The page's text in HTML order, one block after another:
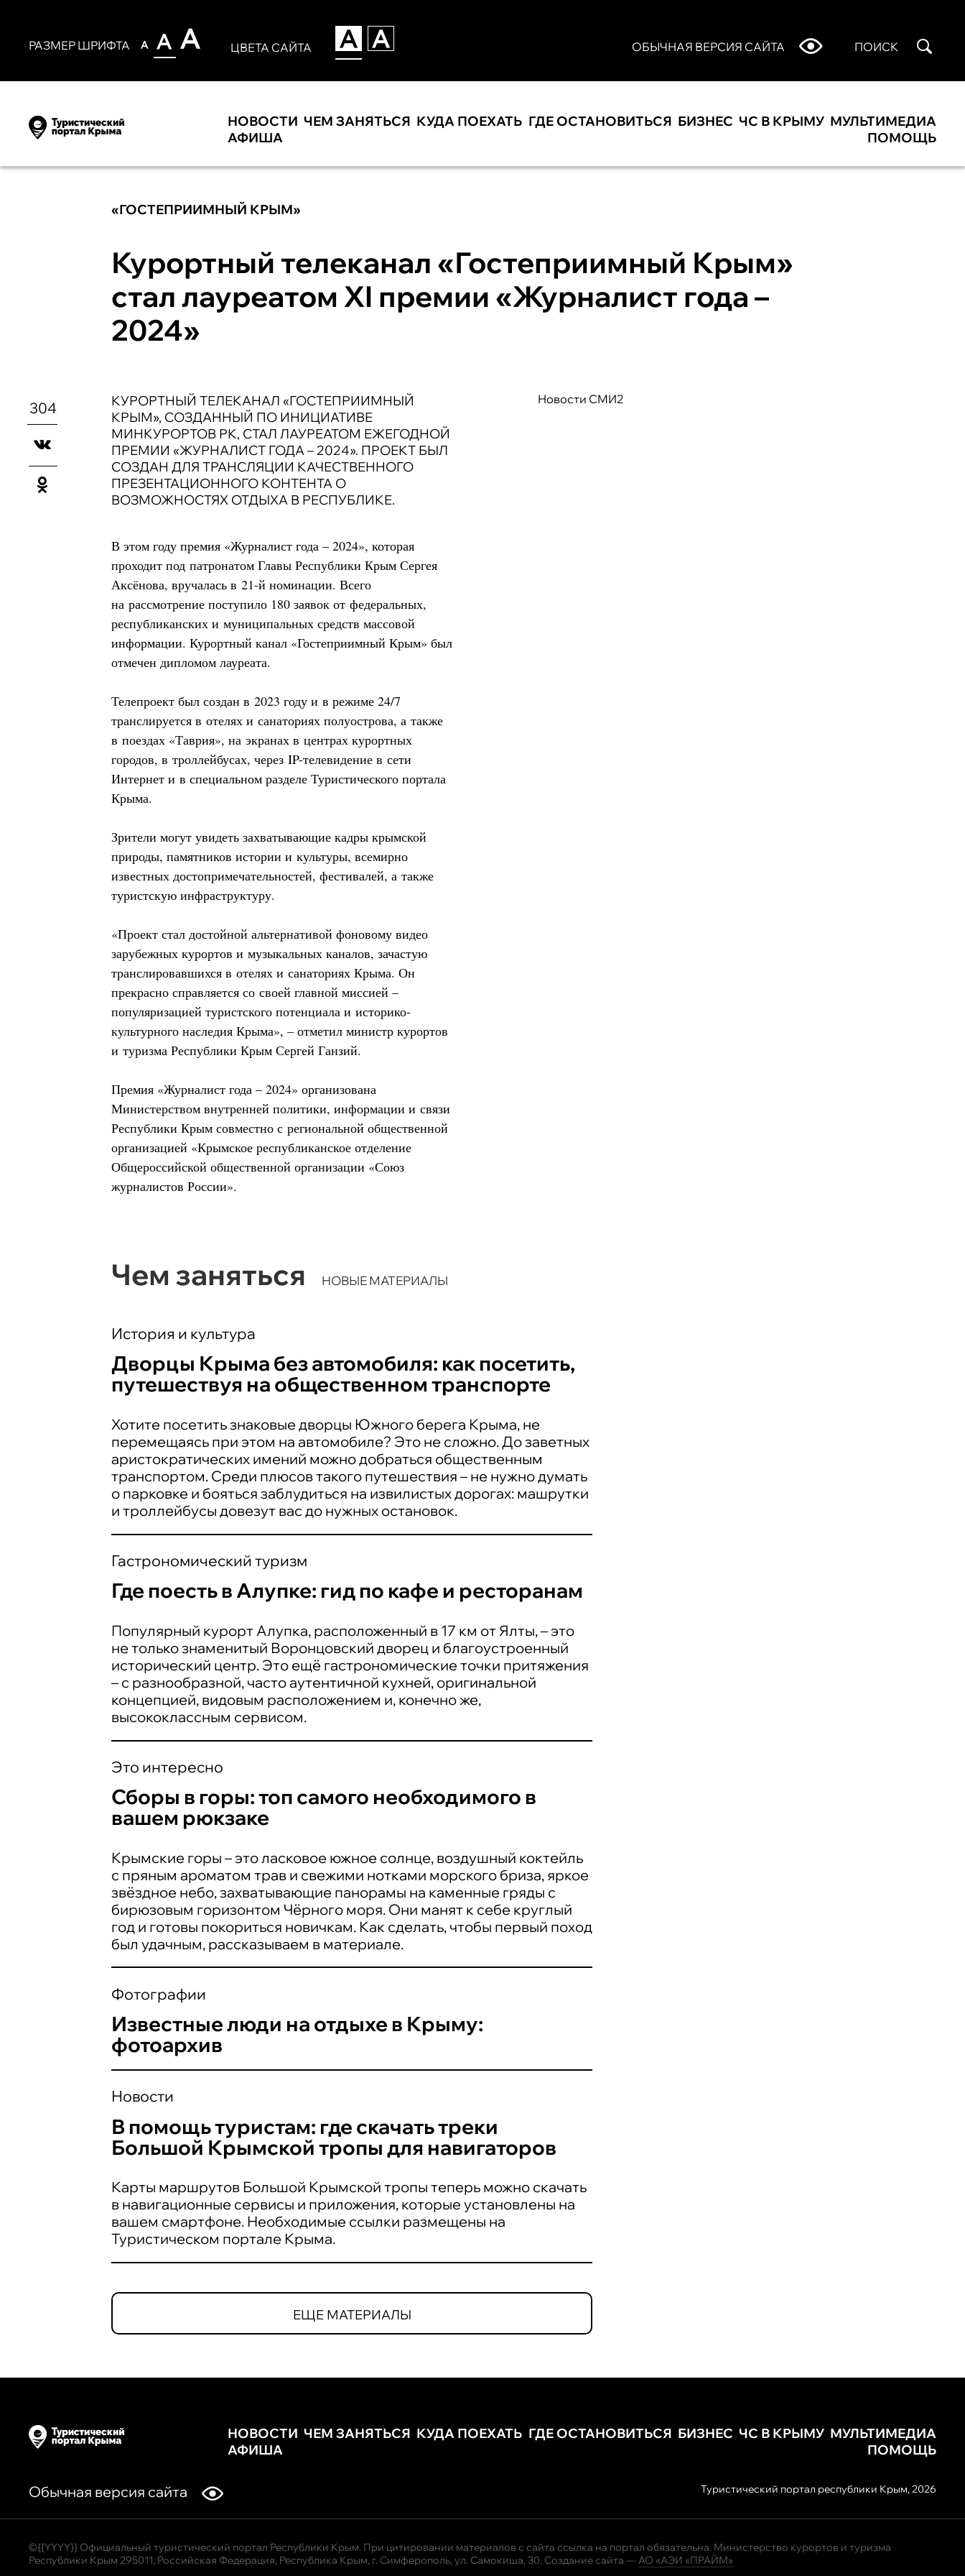
РАЗМЕР ШРИФТА ЦВЕТА САЙТА ОБЫЧНАЯ ВЕРСИЯ САЙТА ПОИСК
НОВОСТИ ЧЕМ ЗАНЯТЬСЯ КУДА ПОЕХАТЬ ГДЕ ОСТАНОВИТЬСЯ БИЗНЕС ЧС В КРЫМУ МУЛЬТИМЕДИА
АФИША
ПОМОЩЬ
«ГОСТЕПРИИМНЫЙ КРЫМ»
Курортный телеканал «Гостеприимный Крым»
стал лауреатом XI премии «Журналист года –
2024»
304
КУРОРТНЫЙ ТЕЛЕКАНАЛ «ГОСТЕПРИИМНЫЙ
КРЫМ», СОЗДАННЫЙ ПО ИНИЦИАТИВЕ
МИНКУРОРТОВ РК, СТАЛ ЛАУРЕАТОМ ЕЖЕГОДНОЙ
ПРЕМИИ «ЖУРНАЛИСТ ГОДА – 2024». ПРОЕКТ БЫЛ
СОЗДАН ДЛЯ ТРАНСЛЯЦИИ КАЧЕСТВЕННОГО
ПРЕЗЕНТАЦИОННОГО КОНТЕНТА О
ВОЗМОЖНОСТЯХ ОТДЫХА В РЕСПУБЛИКЕ.
В этом году премия «Журналист года – 2024», которая
проходит под патронатом Главы Республики Крым Сергея
Аксёнова, вручалась в 21-й номинации. Всего
на рассмотрение поступило 180 заявок от федеральных,
республиканских и муниципальных средств массовой
информации. Курортный канал «Гостеприимный Крым» был
отмечен дипломом лауреата.
Телепроект был создан в 2023 году и в режиме 24/7
транслируется в отелях и санаториях полуострова, а также
в поездах «Таврия», на экранах в центрах курортных
городов, в троллейбусах, через IP-телевидение в сети
Интернет и в специальном разделе Туристического портала
Крыма.
Зрители могут увидеть захватывающие кадры крымской
природы, памятников истории и культуры, всемирно
известных достопримечательностей, фестивалей, а также
туристскую инфраструктуру.
«Проект стал достойной альтернативой фоновому видео
зарубежных курортов и музыкальных каналов, зачастую
транслировавшихся в отелях и санаториях Крыма. Он
прекрасно справляется со своей главной миссией –
популяризацией туристского потенциала и историко-
культурного наследия Крыма», – отметил министр курортов
и туризма Республики Крым Сергей Ганзий.
Премия «Журналист года – 2024» организована
Министерством внутренней политики, информации и связи
Республики Крым совместно с региональной общественной
организацией «Крымское республиканское отделение
Общероссийской общественной организации «Союз
журналистов России».
Новости СМИ2
Чем заняться НОВЫЕ МАТЕРИАЛЫ
История и культура
Дворцы Крыма без автомобиля: как посетить,
путешествуя на общественном транспорте
Хотите посетить знаковые дворцы Южного берега Крыма, не
перемещаясь при этом на автомобиле? Это не сложно. До заветных
аристократических имений можно добраться общественным
транспортом. Среди плюсов такого путешествия – не нужно думать
о парковке и бояться заблудиться на извилистых дорогах: машрутки
и троллейбусы довезут вас до нужных остановок.
Гастрономический туризм
Где поесть в Алупке: гид по кафе и ресторанам
Популярный курорт Алупка, расположенный в 17 км от Ялты, – это
не только знаменитый Воронцовский дворец и благоустроенный
исторический центр. Это ещё гастрономические точки притяжения
– с разнообразной, часто аутентичной кухней, оригинальной
концепцией, видовым расположением и, конечно же,
высококлассным сервисом.
Это интересно
Сборы в горы: топ самого необходимого в
вашем рюкзаке
Крымские горы – это ласковое южное солнце, воздушный коктейль
с пряным ароматом трав и свежими нотками морского бриза, яркое
звёздное небо, захватывающие панорамы на каменные гряды с
бирюзовым горизонтом Чёрного моря. Они манят к себе круглый
год и готовы покориться новичкам. Как сделать, чтобы первый поход
был удачным, рассказываем в материале.
Фотографии
Известные люди на отдыхе в Крыму:
фотоархив
Новости
В помощь туристам: где скачать треки
Большой Крымской тропы для навигаторов
Карты маршрутов Большой Крымской тропы теперь можно скачать
в навигационные сервисы и приложения, которые установлены на
вашем смартфоне. Необходимые ссылки размещены на
Туристическом портале Крыма.
ЕЩЕ МАТЕРИАЛЫ
НОВОСТИ ЧЕМ ЗАНЯТЬСЯ КУДА ПОЕХАТЬ ГДЕ ОСТАНОВИТЬСЯ БИЗНЕС ЧС В КРЫМУ МУЛЬТИМЕДИА
АФИША
ПОМОЩЬ
Обычная версия сайта Туристический портал республики Крым, 2026
©{{YYYY}} Официальный туристический портал Республики Крым. При цитировании материалов с сайта ссылка на портал обязательна. Министерство курортов и туризма
Республики Крым 295011, Российская Федерация, Республика Крым, г. Симферополь, ул. Самокиша, 30. Создание сайта — АО «АЭИ «ПРАЙМ»